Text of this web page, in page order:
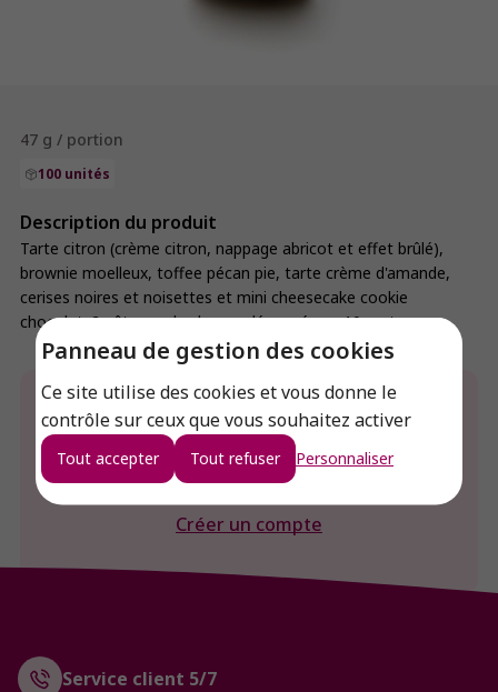
Panneau de gestion des cookies
Ce site utilise des cookies et vous donne le
contrôle sur ceux que vous souhaitez activer
Tout accepter Tout refuser Personnaliser
47 g / portion
100 unités
Description du produit
Tarte citron (crème citron, nappage abricot et effet brûlé),
brownie moelleux, toffee pécan pie, tarte crème d'amande,
cerises noires et noisettes et mini cheesecake cookie
chocolat. 2 gâteaux de chaque découpés en 10 parts.
Connexion
Créer un compte
Service client 5/7